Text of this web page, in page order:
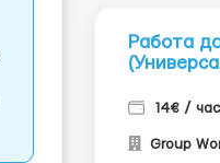
Работа
14€ / час
Group